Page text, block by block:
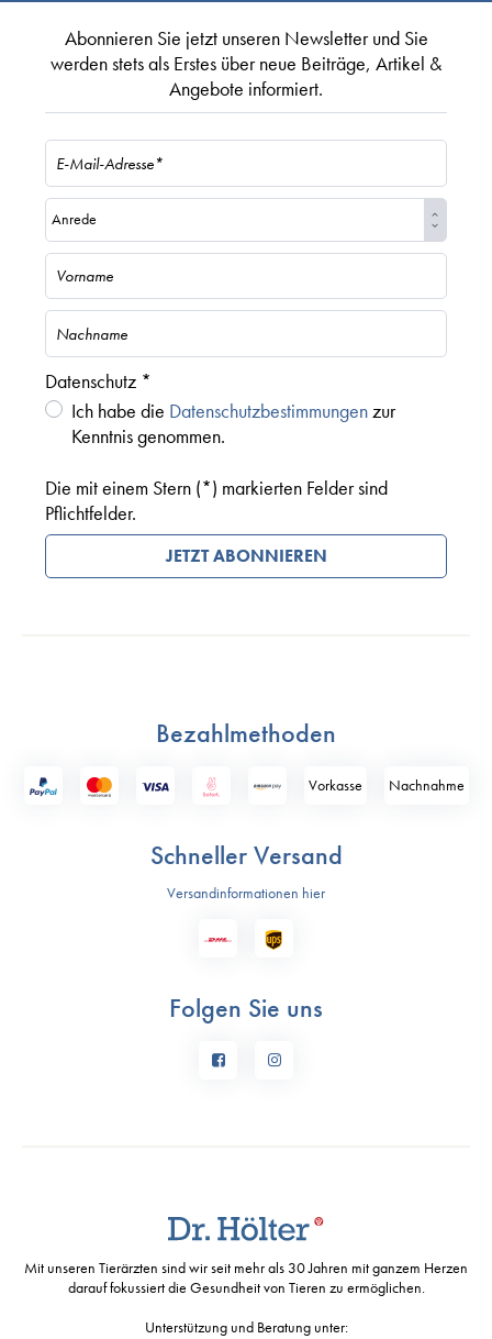
Abonnieren Sie jetzt unseren Newsletter und Sie
werden stets als Erstes über neue Beiträge, Artikel &
Angebote informiert.
Datenschutz *
Ich habe die Datenschutzbestimmungenzur
Kenntnis genommen.
Die mit einem Stern (*) markierten Felder sind
Pflichtfelder.
JETZT ABONNIEREN
Bezahlmethoden
Vorkasse Nach­nahme
Schneller Versand
Versandinformationen hier
Folgen Sie uns
Mit unseren Tierärzten sind wir seit mehr als 30 Jahren mit ganzem Herzen
darauf fokussiert die Gesundheit von Tieren zu ermöglichen.
Unterstützung und Beratung unter: